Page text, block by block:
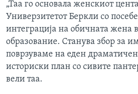
„Таа го основала женскиот
Универзитетот Беркли со
интеграција на обичната жена
образование. Станува збор за
поврзуваме на еден
историски план со сивите
вели таа.